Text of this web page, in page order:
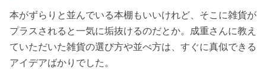
本がずらりと並んでいる本棚もいいけれど、そこに雑貨が
プラスされると一気に垢抜けるのだとか。成重さんに教え
ていただいた雑貨の選び方や並べ方は、すぐに真似できる
アイデアばかりでした。